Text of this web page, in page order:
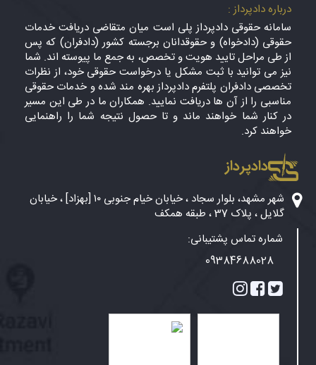
درباره دادپرداز :
سامانه حقوقی دادپرداز پلی است میان متقاضی دریافت خدمات
حقوقی (دادخواه) و حقوقدانان برجسته کشور (دادفران) که پس
از طی مراحل تایید هویت و تخصص، به جمع ما پیوسته اند. شما
نیز می توانید با ثبت مشکل یا درخواست حقوقی خود، از نظرات
تخصصی دادفران پلتفرم دادپرداز بهره مند شده و خدمات حقوقی
مناسبی را از آن ها دریافت نمایید. همکاران ما در طی این مسیر
در کنار شما خواهند ماند و تا حصول نتیجه شما را راهنمایی
خواهند کرد.
دادپرداز
شهر مشهد، بلوار سجاد ، خیابان خیام جنوبی ۱۰ [بهزاد] ، خیابان
گلایل ، پلاک 37 ، طبقه همکف
شماره تماس پشتیبانی:
09384688028